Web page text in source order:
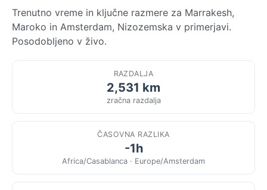
Trenutno vreme in ključne razmere za Marrakesh,
Maroko in Amsterdam, Nizozemska v primerjavi.
Posodobljeno v živo.
RAZDALJA
2,531 km
zračna razdalja
ČASOVNA RAZLIKA
-1h
Africa/Casablanca · Europe/Amsterdam